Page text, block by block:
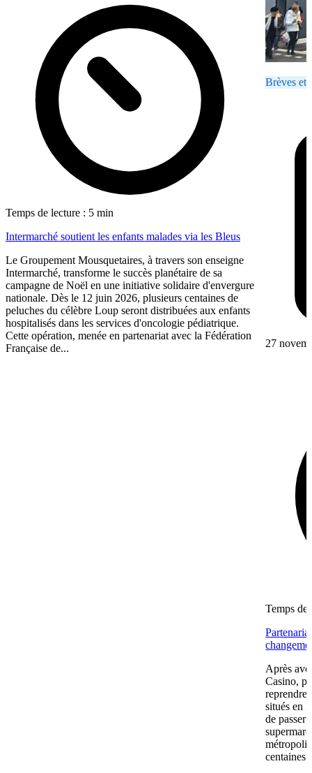
Temps de lecture : 5 min
Intermarché soutient les enfants malades via les Bleus
Le Groupement Mousquetaires, à travers son enseigne
Intermarché, transforme le succès planétaire de sa
campagne de Noël en une initiative solidaire d'envergure
nationale. Dès le 12 juin 2026, plusieurs centaines de
peluches du célèbre Loup seront distribuées aux enfants
hospitalisés dans les services d'oncologie pédiatrique.
Cette opération, menée en partenariat avec la Fédération
Française de...
Brèves et
27
Temps de
Après
Casino,
reprendre
situés en
de passer
centaines